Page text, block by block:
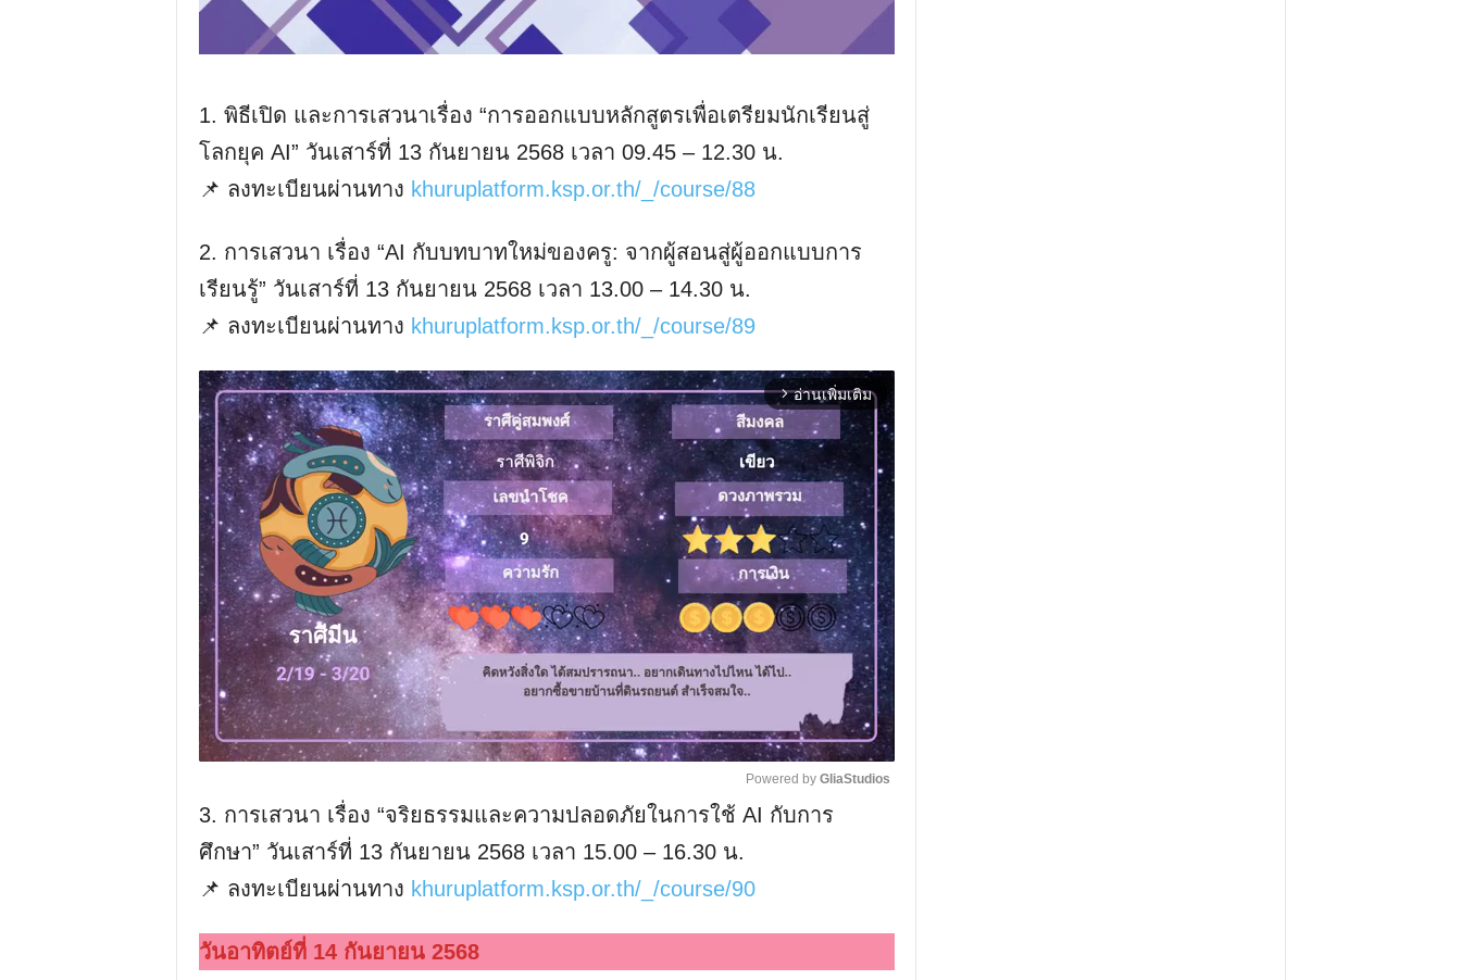
1. พิธีเปิด และการเสวนาเรื่อง “การออกแบบหลักสูตรเพื่อเตรียมนักเรียนสู่
โลกยุค AI” วันเสาร์ที่ 13 กันยายน 2568 เวลา 09.45 – 12.30 น.
📌 ลงทะเบียนผ่านทาง khuruplatform.ksp.or.th/_/course/88
2. การเสวนา เรื่อง “AI กับบทบาทใหม่ของครู: จากผู้สอนสู่ผู้ออกแบบการ
เรียนรู้” วันเสาร์ที่ 13 กันยายน 2568 เวลา 13.00 – 14.30 น.
📌 ลงทะเบียนผ่านทาง khuruplatform.ksp.or.th/_/course/89
arrow_forward_ios อ่านเพิ่มเติม
e
Powered by GliaStudios
3. การเสวนา เรื่อง “จริยธรรมและความปลอดภัยในการใช้ AI กับการ
ศึกษา” วันเสาร์ที่ 13 กันยายน 2568 เวลา 15.00 – 16.30 น.
📌 ลงทะเบียนผ่านทาง khuruplatform.ksp.or.th/_/course/90
วันอาทิตย์ที่ 14 กันยายน 2568